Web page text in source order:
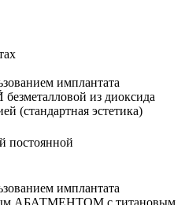
имплантата
из диоксида
(стандартная эстетика)
постоянной
имплантата
АБАТМЕНТОМ с титановым